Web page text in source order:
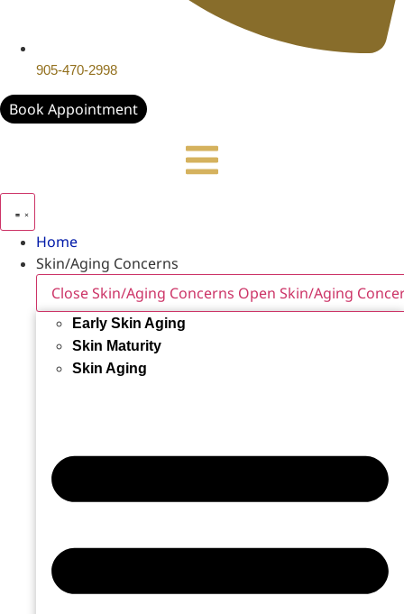
905-470-2998
Book Appointment
Home
Skin/Aging Concerns
Close Skin/Aging Concerns Open Skin/Aging
Early Skin Aging
Skin Maturity
Skin Aging